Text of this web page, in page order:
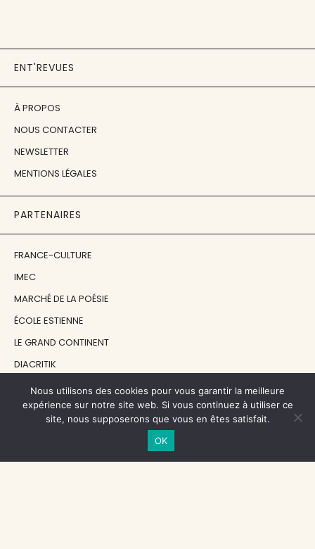
ENT'REVUES
À PROPOS
NOUS CONTACTER
NEWSLETTER
MENTIONS LÉGALES
PARTENAIRES
FRANCE-CULTURE
IMEC
MARCHÉ DE LA POÉSIE
ÉCOLE ESTIENNE
LE GRAND CONTINENT
DIACRITIK
EN ATTENDANT NADEAU
NOS SOUTIENS
Nous utilisons des cookies pour vous garantir la meilleure
expérience sur notre site web. Si vous continuez à utiliser ce
site, nous supposerons que vous en êtes satisfait.
OK